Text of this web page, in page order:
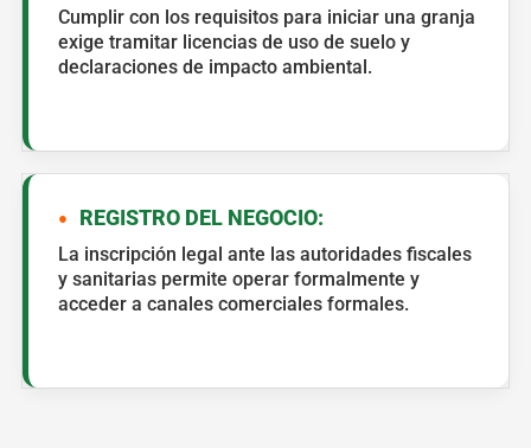
Cumplir con los requisitos para iniciar una granja
exige tramitar licencias de uso de suelo y
declaraciones de impacto ambiental.
REGISTRO DEL NEGOCIO:
La inscripción legal ante las autoridades fiscales
y sanitarias permite operar formalmente y
acceder a canales comerciales formales.